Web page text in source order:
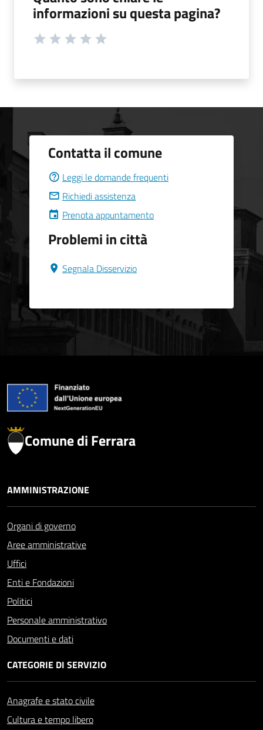
informazioni su questa pagina?
Contatta il comune
Leggi le domande frequenti
Richiedi assistenza
Prenota appuntamento
Problemi in città
Segnala Disservizio
Comune di Ferrara
AMMINISTRAZIONE
Organi di governo
Aree amministrative
Uffici
Enti e Fondazioni
Politici
Personale amministrativo
Documenti e dati
CATEGORIE DI SERVIZIO
Anagrafe e stato civile
Cultura e tempo libero